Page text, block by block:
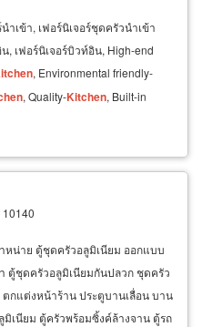
ำเข้า, เฟอร์นิเจอร์ชุดครัวนำเข้า
เฟอร์นิเจอร์บิวท์อิน, High-end
, Environmental friendly-
, Quality-Kitchen, Built-in
หน่าย ตู้ชุดครัวอลูมิเนียม ออกแบบ
ตู้ชุดครัวอลูมิเนียมกันปลวก ชุดครัว
กแต่งหน้าร้าน ประตูบานเลื่อน บาน
เนียม ตู้ครัวพร้อมซิ้งค์ล้างจาน ตู้รถ